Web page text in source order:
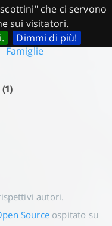
che ci servono
sui visitatori.
Dimmi di più!
Famiglie
(1)
autori.
Sourceospitato su